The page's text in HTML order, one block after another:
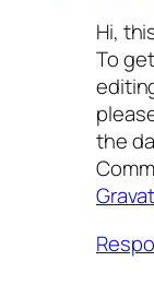
Hi,
To
the